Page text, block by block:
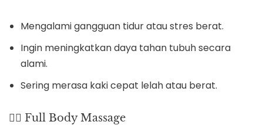
Mengalami gangguan tidur atau stres berat.
Ingin meningkatkan daya tahan tubuh secara
alami.
Sering merasa kaki cepat lelah atau berat.
🧘‍♀️ Full Body Massage